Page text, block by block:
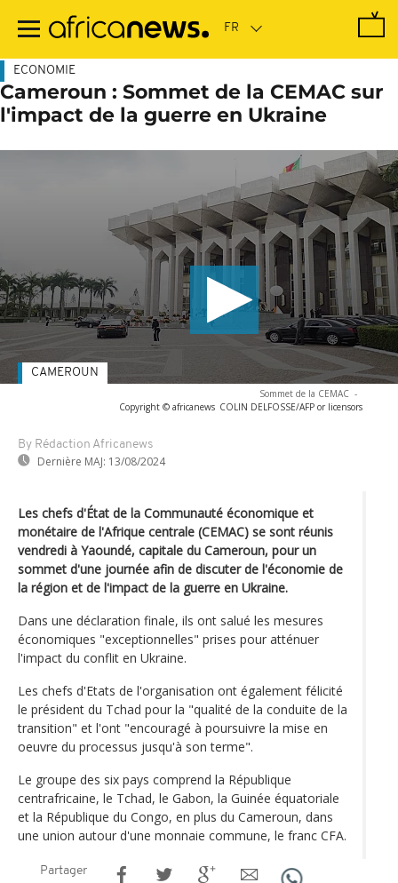
contenu
ECONOMIE
Cameroun : Sommet de la CEMAC sur
l'impact de la guerre en Ukraine
Sommet de la CEMAC -
Copyright © africanews COLIN DELFOSSE/AFP or licensors
By Rédaction Africanews
Dernière MAJ: 13/08/2024
CAMEROUN
Les chefs d'État de la Communauté économique et
monétaire de l'Afrique centrale (CEMAC) se sont réunis
vendredi à Yaoundé, capitale du Cameroun, pour un
sommet d'une journée afin de discuter de l'économie de
la région et de l'impact de la guerre en Ukraine.
Dans une déclaration finale, ils ont salué les mesures
économiques "exceptionnelles" prises pour atténuer
l'impact du conflit en Ukraine.
Les chefs d'Etats de l'organisation ont également félicité
le président du Tchad pour la "qualité de la conduite de la
transition" et l'ont "encouragé à poursuivre la mise en
oeuvre du processus jusqu'à son terme".
Le groupe des six pays comprend la République
centrafricaine, le Tchad, le Gabon, la Guinée équatoriale
et la République du Congo, en plus du Cameroun, dans
une union autour d'une monnaie commune, le franc CFA.
Partager